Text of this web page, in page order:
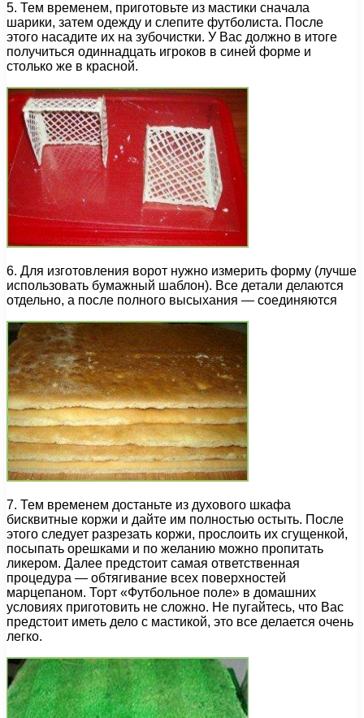
5. Тем временем, приготовьте из мастики сначала
шарики, затем одежду и слепите футболиста. После
этого насадите их на зубочистки. У Вас должно в итоге
получиться одиннадцать игроков в синей форме и
столько же в красной.
6. Для изготовления ворот нужно измерить форму (лучше
использовать бумажный шаблон). Все детали делаются
отдельно, а после полного высыхания — соединяются
7. Тем временем достаньте из духового шкафа
бисквитные коржи и дайте им полностью остыть. После
этого следует разрезать коржи, прослоить их сгущенкой,
посыпать орешками и по желанию можно пропитать
ликером. Далее предстоит самая ответственная
процедура — обтягивание всех поверхностей
марцепаном. Торт «Футбольное поле» в домашних
условиях приготовить не сложно. Не пугайтесь, что Вас
предстоит иметь дело с мастикой, это все делается очень
легко.